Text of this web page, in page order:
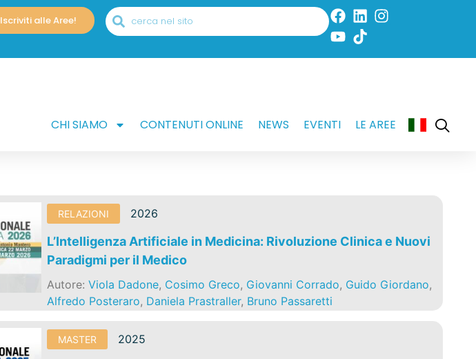
Iscriviti alle Aree!
CHI SIAMO CONTENUTI ONLINE NEWS EVENTI LE AREE
RELAZIONI 2026
L’Intelligenza Artificiale in Medicina: Rivoluzione Clinica e Nuovi
Paradigmi per il Medico
Autore: Viola Dadone, Cosimo Greco, Giovanni Corrado, Guido Giordano,
Alfredo Posteraro, Daniela Prastraller, Bruno Passaretti
MASTER 2025